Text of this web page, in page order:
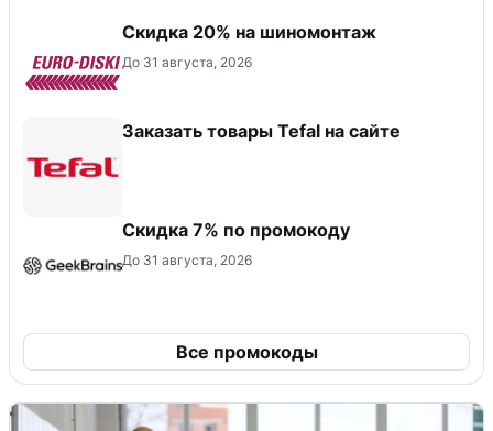
Скидка 20% на шиномонтаж
До 31 августа, 2026
Заказать товары Tefal на сайте
Скидка 7% по промокоду
До 31 августа, 2026
Все промокоды